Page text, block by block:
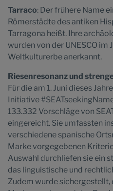
Tarraco: Der frühere Name
Römerstädte des antiken
Tarragona heißt. Ihre
wurden von der UNESCO im
Weltkulturerbe anerkannt.
Riesenresonanz und
Für die am 1. Juni dieses
Initiative
133.332 Vorschläge von
eingereicht. Sie umfassten
verschiedene spanische
Marke vorgegebenen
Auswahl durchliefen sie ein
das linguistische und
Zudem wurde sichergestellt,